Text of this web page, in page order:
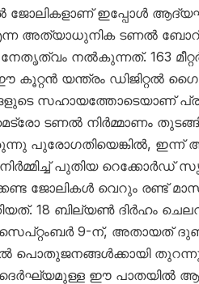
ഇപ്പോൾ ആദ്യഘട്ടം
അത്യാധുനിക ടണൽ
നൽകുന്നത്. 163 മീറ്റർ
കൂറ്റൻ യന്ത്രം ഡിജിറ്റൽ
സഹായത്തോടെയാണ്
ടണൽ നിർമ്മാണം
പുരോഗതിയെങ്കിൽ, ഇന്ന്
പുതിയ റെക്കോർഡ്
ജോലികൾ വെറും രണ്ട്
18 ബില്യൺ ദിർഹം
സെപ്റ്റംബർ 9-ന്, അതായത്
പൊതുജനങ്ങൾക്കായി
ദൈർഘ്യമുള്ള ഈ പാതയിൽ